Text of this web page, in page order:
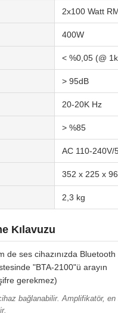
2x100 Watt
400W
< %0,05 (@
> 95dB
20-20K Hz
> %85
AC 110-240V/
352 x 225 x
2,3 kg
Kılavuzu
de ses cihazınızda Bluetooth
"BTA-2100"ü arayın
gerekmez)
bağlanabilir. Amplifikatör,